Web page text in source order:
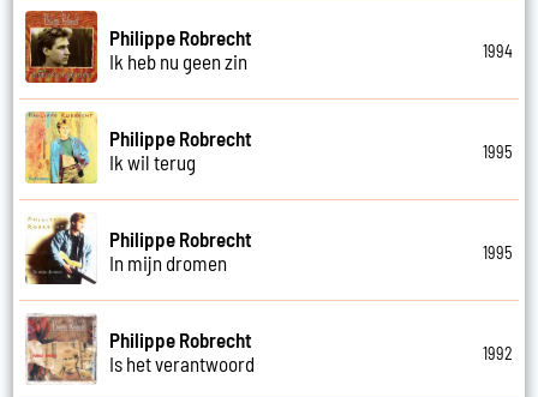
Philippe Robrecht
Ik heb nu geen zin
1994
Philippe Robrecht
Ik wil terug
1995
Philippe Robrecht
In mijn dromen
1995
Philippe Robrecht
Is het verantwoord
1992